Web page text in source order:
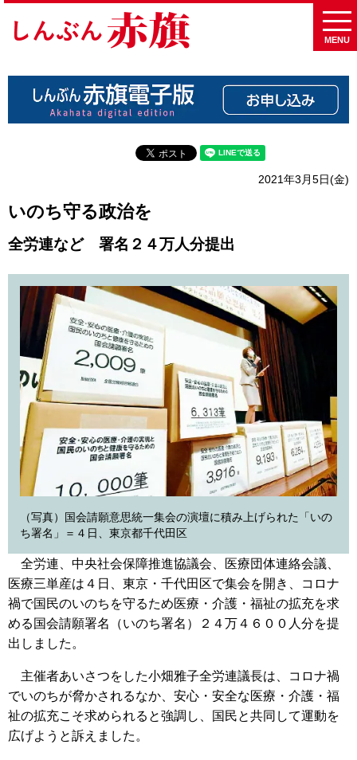
MENU
2021年3月5日(金)
いのち守る政治を
全労連など 署名２４万人分提出
（写真）国会請願意思統一集会の演壇に積み上げられた「いの
ち署名」＝４日、東京都千代田区
全労連、中央社会保障推進協議会、医療団体連絡会議、
医療三単産は４日、東京・千代田区で集会を開き、コロナ
禍で国民のいのちを守るため医療・介護・福祉の拡充を求
める国会請願署名（いのち署名）２４万４６００人分を提
出しました。
主催者あいさつをした小畑雅子全労連議長は、コロナ禍
でいのちが脅かされるなか、安心・安全な医療・介護・福
祉の拡充こそ求められると強調し、国民と共同して運動を
広げようと訴えました。